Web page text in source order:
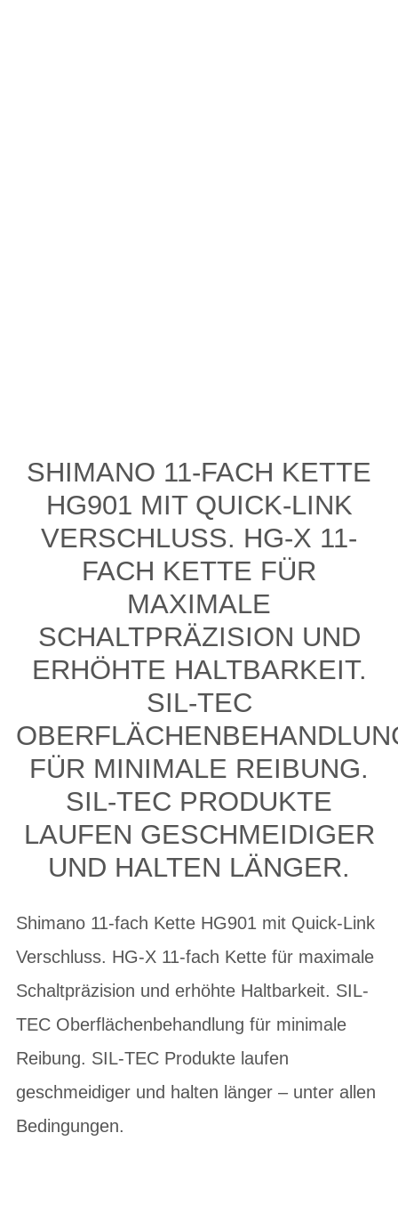
SHIMANO 11-FACH KETTE
HG901 MIT QUICK-LINK
VERSCHLUSS. HG-X 11-
FACH KETTE FÜR
MAXIMALE
SCHALTPRÄZISION UND
ERHÖHTE HALTBARKEIT.
SIL-TEC
FÜR MINIMALE REIBUNG.
SIL-TEC PRODUKTE
LAUFEN GESCHMEIDIGER
UND HALTEN LÄNGER.
Shimano 11-fach Kette HG901 mit Quick-Link
Verschluss. HG-X 11-fach Kette für maximale
Schaltpräzision und erhöhte Haltbarkeit. SIL-
TEC Oberflächenbehandlung für minimale
Reibung. SIL-TEC Produkte laufen
geschmeidiger und halten länger – unter allen
Bedingungen.